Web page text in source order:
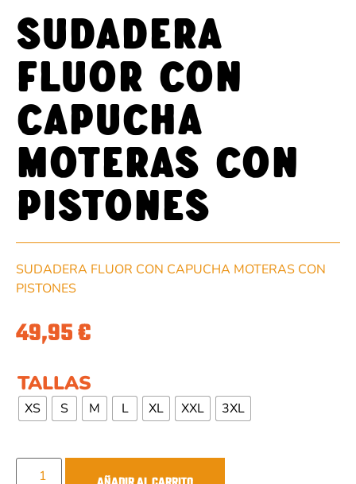
Sudadera
fluor con
capucha
moteras con
pistones
SUDADERA FLUOR CON CAPUCHA MOTERAS CON
PISTONES
49,95€
TALLAS
XS S M L XL XXL 3XL